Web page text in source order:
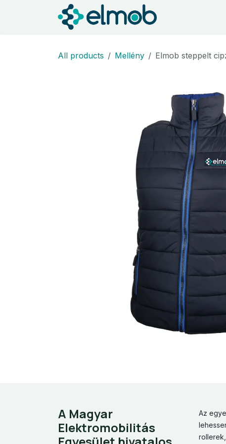
Kihagyás és továbblépés a tartalomhoz
All products Mellény Elmob steppelt
A Magyar
Elektromobilitás
Az